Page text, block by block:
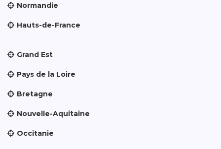
Normandie
Hauts-de-France
Grand Est
Pays de la Loire
Bretagne
Nouvelle-Aquitaine
Occitanie